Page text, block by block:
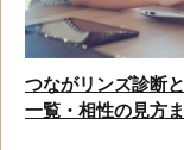
つながリンズ診断
一覧・相性の見方